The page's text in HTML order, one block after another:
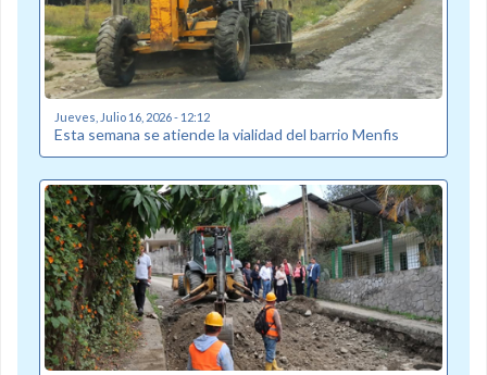
Jueves, Julio 16, 2026 - 12:12
Esta semana se atiende la vialidad del barrio Menfis